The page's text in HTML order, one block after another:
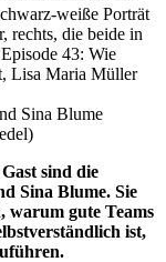
Sina Blume
sind die
Sina Blume. Sie
warum gute Teams
ist,